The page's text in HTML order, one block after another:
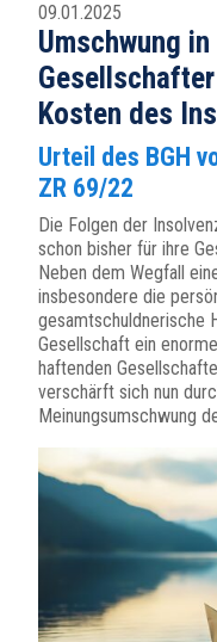
09.01.2025
Umschwung
Kosten des
Urteil des BGH
ZR 69/22
Die Folgen der
schon bisher für ihre
Neben dem Wegfall
insbesondere die
gesamtschuldnerische
Gesellschaft ein
haftenden
verschärft sich nun
Meinungsumschwung